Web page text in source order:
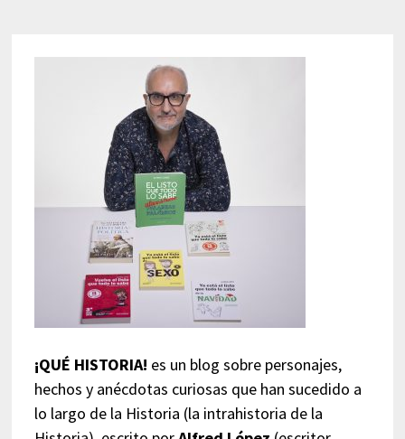
¡QUÉ HISTORIA! es un blog sobre personajes,
hechos y anécdotas curiosas que han sucedido a
lo largo de la Historia (la intrahistoria de la